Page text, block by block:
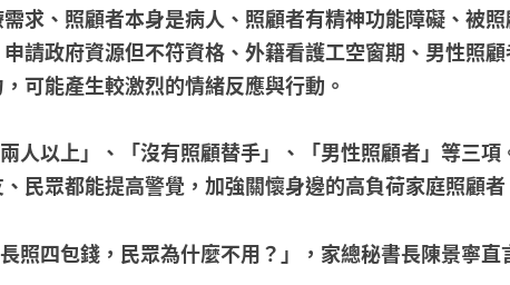
求、照顧者本身是病人、照顧者有精神功能障礙、被
請政府資源但不符資格、外籍看護工空窗期、男性照
可能產生較激烈的情緒反應與行動。
人以上」、「沒有照顧替手」、「男性照顧者」等三
民眾都能提高警覺，加強關懷身邊的高負荷家庭照顧者
照四包錢，民眾為什麼不用？」，家總秘書長陳景寧直